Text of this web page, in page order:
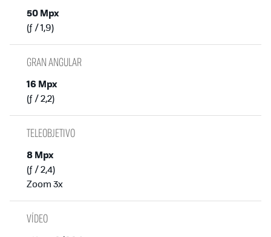
50 Mpx
(ƒ / 1,9)
GRAN ANGULAR
16 Mpx
(ƒ / 2,2)
TELEOBJETIVO
8 Mpx
(ƒ / 2,4)
Zoom 3x
VÍDEO